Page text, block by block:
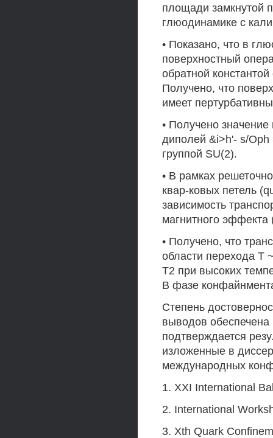
площади замкнутой
глюодинамике с
• Показано, что в
поверхностный
обратной
Получено, что
имеет
• Получено
диполей &i>h'- s/
группой SU(2).
• В рамках
квар-ковых петель
зависимость
магнитного эффекта
• Получено, что
области перехода Т
Т2 при высоких
В фазе
Степень
выводов
подтверждается
изложенные в
международных
1. XXI International
2. International
3. Xth Quark